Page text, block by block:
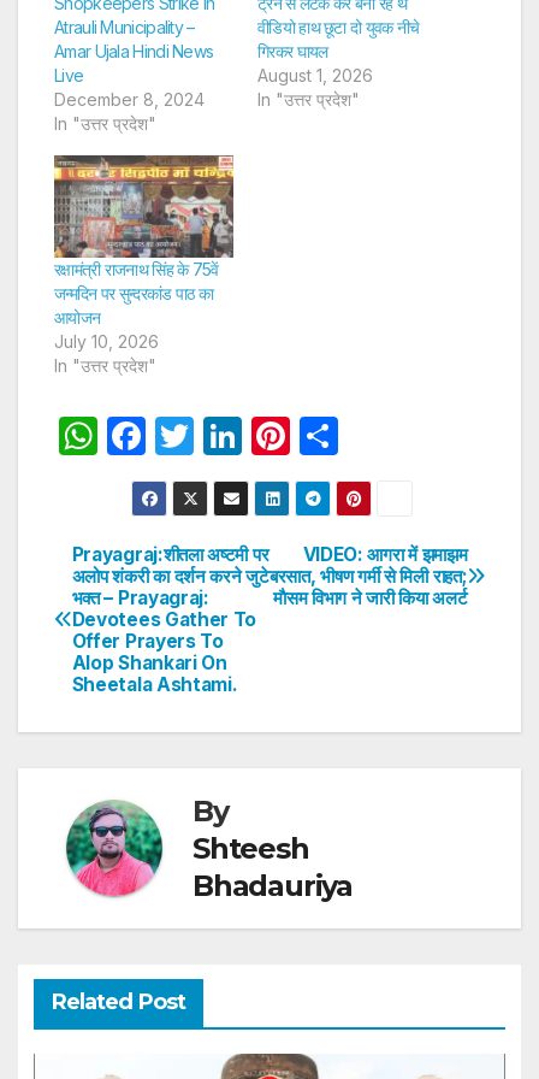
Atrauli Municipality –
Amar Ujala Hindi News
Live
December 8, 2024
In "उत्तर प्रदेश"
वीडियो हाथ छूटा दो युवक नीचे
गिरकर घायल
August 1, 2026
In "उत्तर प्रदेश"
रक्षामंत्री राजनाथ सिंह के 75वें
जन्मदिन पर सुन्दरकांड पाठ का
आयोजन
July 10, 2026
In "उत्तर प्रदेश"
W
s
A
p
p
F
a
c
e
b
o
o
k
T
w
itt
er
Li
n
k
e
dI
n
Pi
nt
er
e
st
h
ar
e
Post
navigation
VIDEO: आगरा में झमाझम
बरसात, भीषण गर्मी से मिली राहत;
माैसम विभाग ने जारी किया अलर्ट
Prayagraj:शीतला अष्टमी पर
अलोप शंकरी का दर्शन करने जुटे
भक्त – Prayagraj:
Devotees Gather To
Offer Prayers To
Alop Shankari On
Sheetala Ashtami.
By
Shteesh
Bhadauriya
Related Post